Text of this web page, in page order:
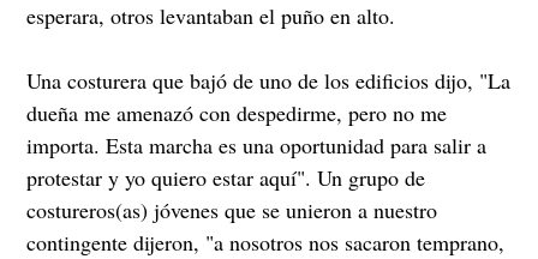
esperara, otros levantaban el puño en alto.
Una costurera que bajó de uno de los edificios dijo, "La
dueña me amenazó con despedirme, pero no me
importa. Esta marcha es una oportunidad para salir a
protestar y yo quiero estar aquí". Un grupo de
costureros(as) jóvenes que se unieron a nuestro
contingente dijeron, "a nosotros nos sacaron temprano,